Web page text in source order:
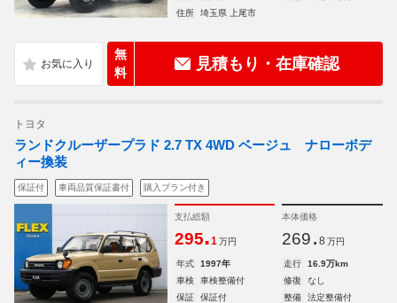
住所
埼玉県 上尾市
無
料
見積もり・在庫確認
トヨタ
ランドクルーザープラド 2.7 TX 4WD ベージュ ナローボデ
ィー換装
保証付 車両品質保証書付 購入プラン付き
支払総額
295.1 万円
本体価格
269. 8 万円
年式 1997年 走行
16.9万km
車検
車検整備付 修復
なし
保証
保証付 整備 法定整備付